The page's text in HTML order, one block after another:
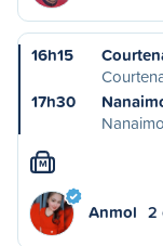
16h15
17h30
M
Anmol 2